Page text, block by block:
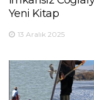
Yeni Kitap
13 Aralık 2025